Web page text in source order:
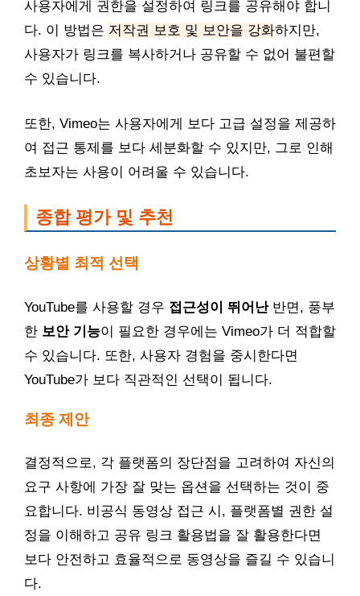
사용자에게 권한을 설정하여 링크를 공유해야 합니
다. 이 방법은 저작권 보호 및 보안을 강화하지만,
사용자가 링크를 복사하거나 공유할 수 없어 불편할
수 있습니다.
또한, Vimeo는 사용자에게 보다 고급 설정을 제공하
여 접근 통제를 보다 세분화할 수 있지만, 그로 인해
초보자는 사용이 어려울 수 있습니다.
종합 평가 및 추천
상황별 최적 선택
YouTube를 사용할 경우 접근성이 뛰어난반면, 풍부
한 보안 기능이 필요한 경우에는 Vimeo가 더 적합할
수 있습니다. 또한, 사용자 경험을 중시한다면
YouTube가 보다 직관적인 선택이 됩니다.
최종 제안
결정적으로, 각 플랫폼의 장단점을 고려하여 자신의
요구 사항에 가장 잘 맞는 옵션을 선택하는 것이 중
요합니다. 비공식 동영상 접근 시, 플랫폼별 권한 설
정을 이해하고 공유 링크 활용법을 잘 활용한다면
보다 안전하고 효율적으로 동영상을 즐길 수 있습니
다.